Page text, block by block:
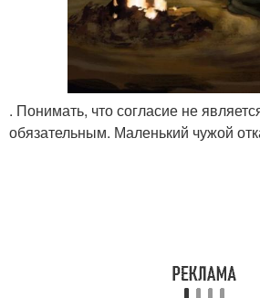
. Понимать, что согласие не
обязательным. Маленький чужой